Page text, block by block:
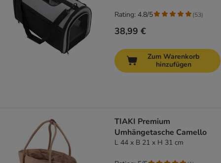
38,99 €
Rating: 4.8/5 (53)
Zum Warenkorb
hinzufügen
TIAKI Premium
Umhängetasche Camello
L 44 x B 21 x H 31 cm